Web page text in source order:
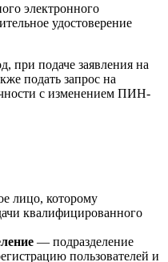
электронного
удостоверение
при подаче заявления на
подать запрос на
с изменением ПИН-
лицо, которому
квалифицированного
— подразделение
пользователей и